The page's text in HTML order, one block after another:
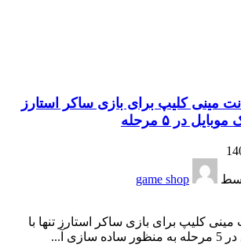
مینی کلیپ برای بازی ساکر استارز
در ۵ مرحله
game shop
کلیپ برای بازی ساکر استارز تنها با
آ...